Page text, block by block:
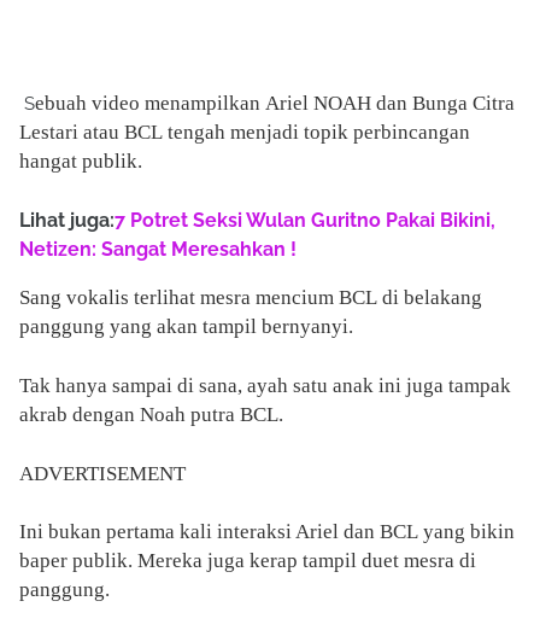
Sebuah video menampilkan Ariel NOAH dan Bunga Citra
Lestari atau BCL tengah menjadi topik perbincangan
hangat publik.
Lihat juga:7 Potret Seksi Wulan Guritno Pakai Bikini,
Netizen: Sangat Meresahkan !
Sang vokalis terlihat mesra mencium BCL di belakang
panggung yang akan tampil bernyanyi.
Tak hanya sampai di sana, ayah satu anak ini juga tampak
akrab dengan Noah putra BCL.
ADVERTISEMENT
Ini bukan pertama kali interaksi Ariel dan BCL yang bikin
baper publik. Mereka juga kerap tampil duet mesra di
panggung.